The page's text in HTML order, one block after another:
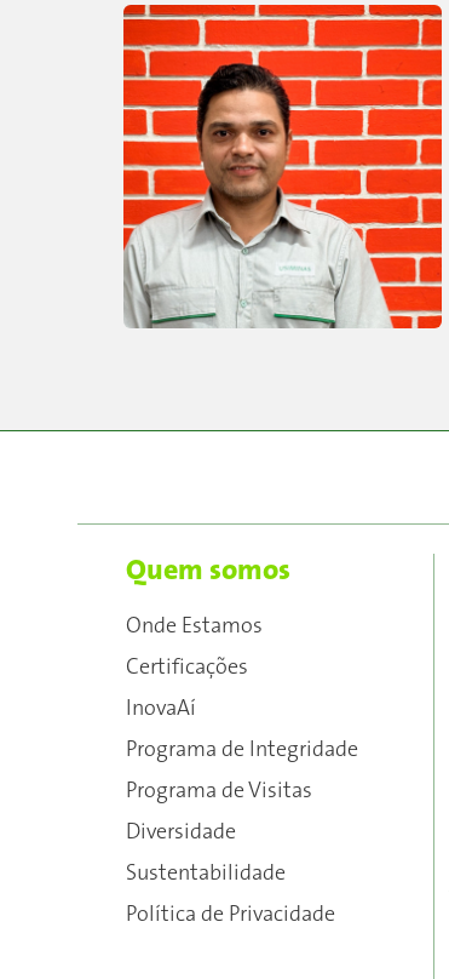
Quem somos
Onde Estamos
Certificações
InovaAí
Programa de Integridade
Programa de Visitas
Diversidade
Sustentabilidade
Política de Privacidade